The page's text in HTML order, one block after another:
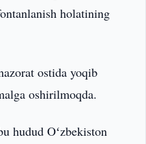
holatining
ostida yoqib
oshirilmoqda.
hudud Oʻzbekiston